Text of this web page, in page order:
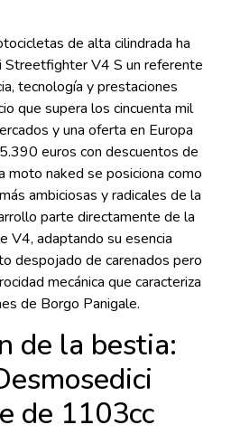
de alta cilindrada ha
Streetfighter V4 S un referente
tecnología y prestaciones
que supera los cincuenta mil
y una oferta en Europa
euros con descuentos de
moto naked se posiciona como
ambiciosas y radicales de la
parte directamente de la
V4, adaptando su esencia
despojado de carenados pero
mecánica que caracteriza
de Borgo Panigale.
de la bestia:
de 1103cc